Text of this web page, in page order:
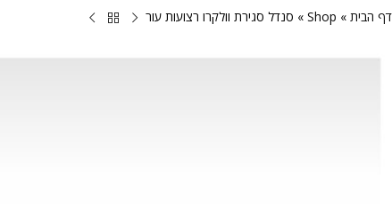
דף הבית »
Shop
» סנדל סגירת וולקרו רצועות עור